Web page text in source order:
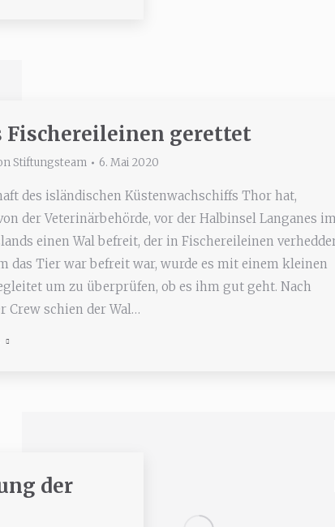
Fischereileinen gerettet
Stiftungsteam 6. Mai 2020
des isländischen Küstenwachschiffs Thor hat,
der Veterinärbehörde, vor der Halbinsel Langanes
einen Wal befreit, der in Fischereileinen
das Tier war befreit war, wurde es mit einem kleinen
um zu überprüfen, ob es ihm gut geht. Nach
Crew schien der Wal…
der